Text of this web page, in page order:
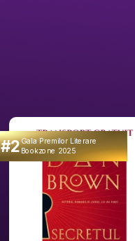
#2Gala Premilor Literare
Bookzone 2025